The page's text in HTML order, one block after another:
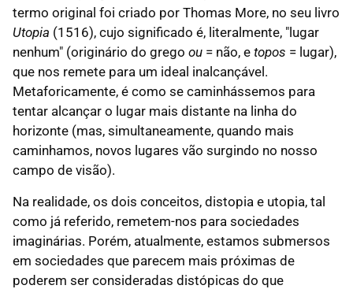
termo original foi criado por Thomas More, no seu livro
Utopia (1516), cujo significado é, literalmente, "lugar
nenhum" (originário do grego ou = não, e topos = lugar),
que nos remete para um ideal inalcançável.
Metaforicamente, é como se caminhássemos para
tentar alcançar o lugar mais distante na linha do
horizonte (mas, simultaneamente, quando mais
caminhamos, novos lugares vão surgindo no nosso
campo de visão).
Na realidade, os dois conceitos, distopia e utopia, tal
como já referido, remetem-nos para sociedades
imaginárias. Porém, atualmente, estamos submersos
em sociedades que parecem mais próximas de
poderem ser consideradas distópicas do que